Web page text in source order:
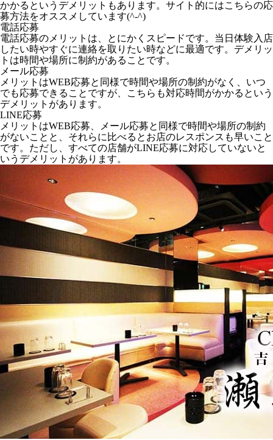
かかるというデメリットもあります。サイト的にはこちらの応
募方法をオススメしています(^-^)
電話応募
電話応募のメリットは、とにかくスピードです。当日体験入店
したい時やすぐに連絡を取りたい時などに最適です。デメリッ
トは時間や場所に制約があることです。
メール応募
メリットはWEB応募と同様で時間や場所の制約がなく、いつ
でも応募できることですが、こちらも対応時間がかかるという
デメリットがあります。
LINE応募
メリットはWEB応募、メール応募と同様で時間や場所の制約
がないことと、それらに比べるとお店のレスポンスも早いこと
です。ただし、すべての店舗がLINE応募に対応していないと
いうデメリットがあります。